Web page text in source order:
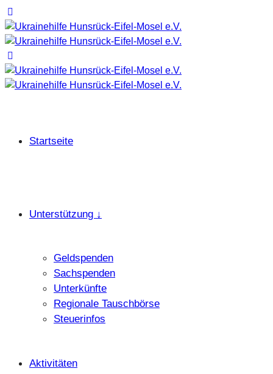
Startseite
Unterstützung ↓
Geldspenden
Sachspenden
Unterkünfte
Regionale Tauschbörse
Steuerinfos
Aktivitäten